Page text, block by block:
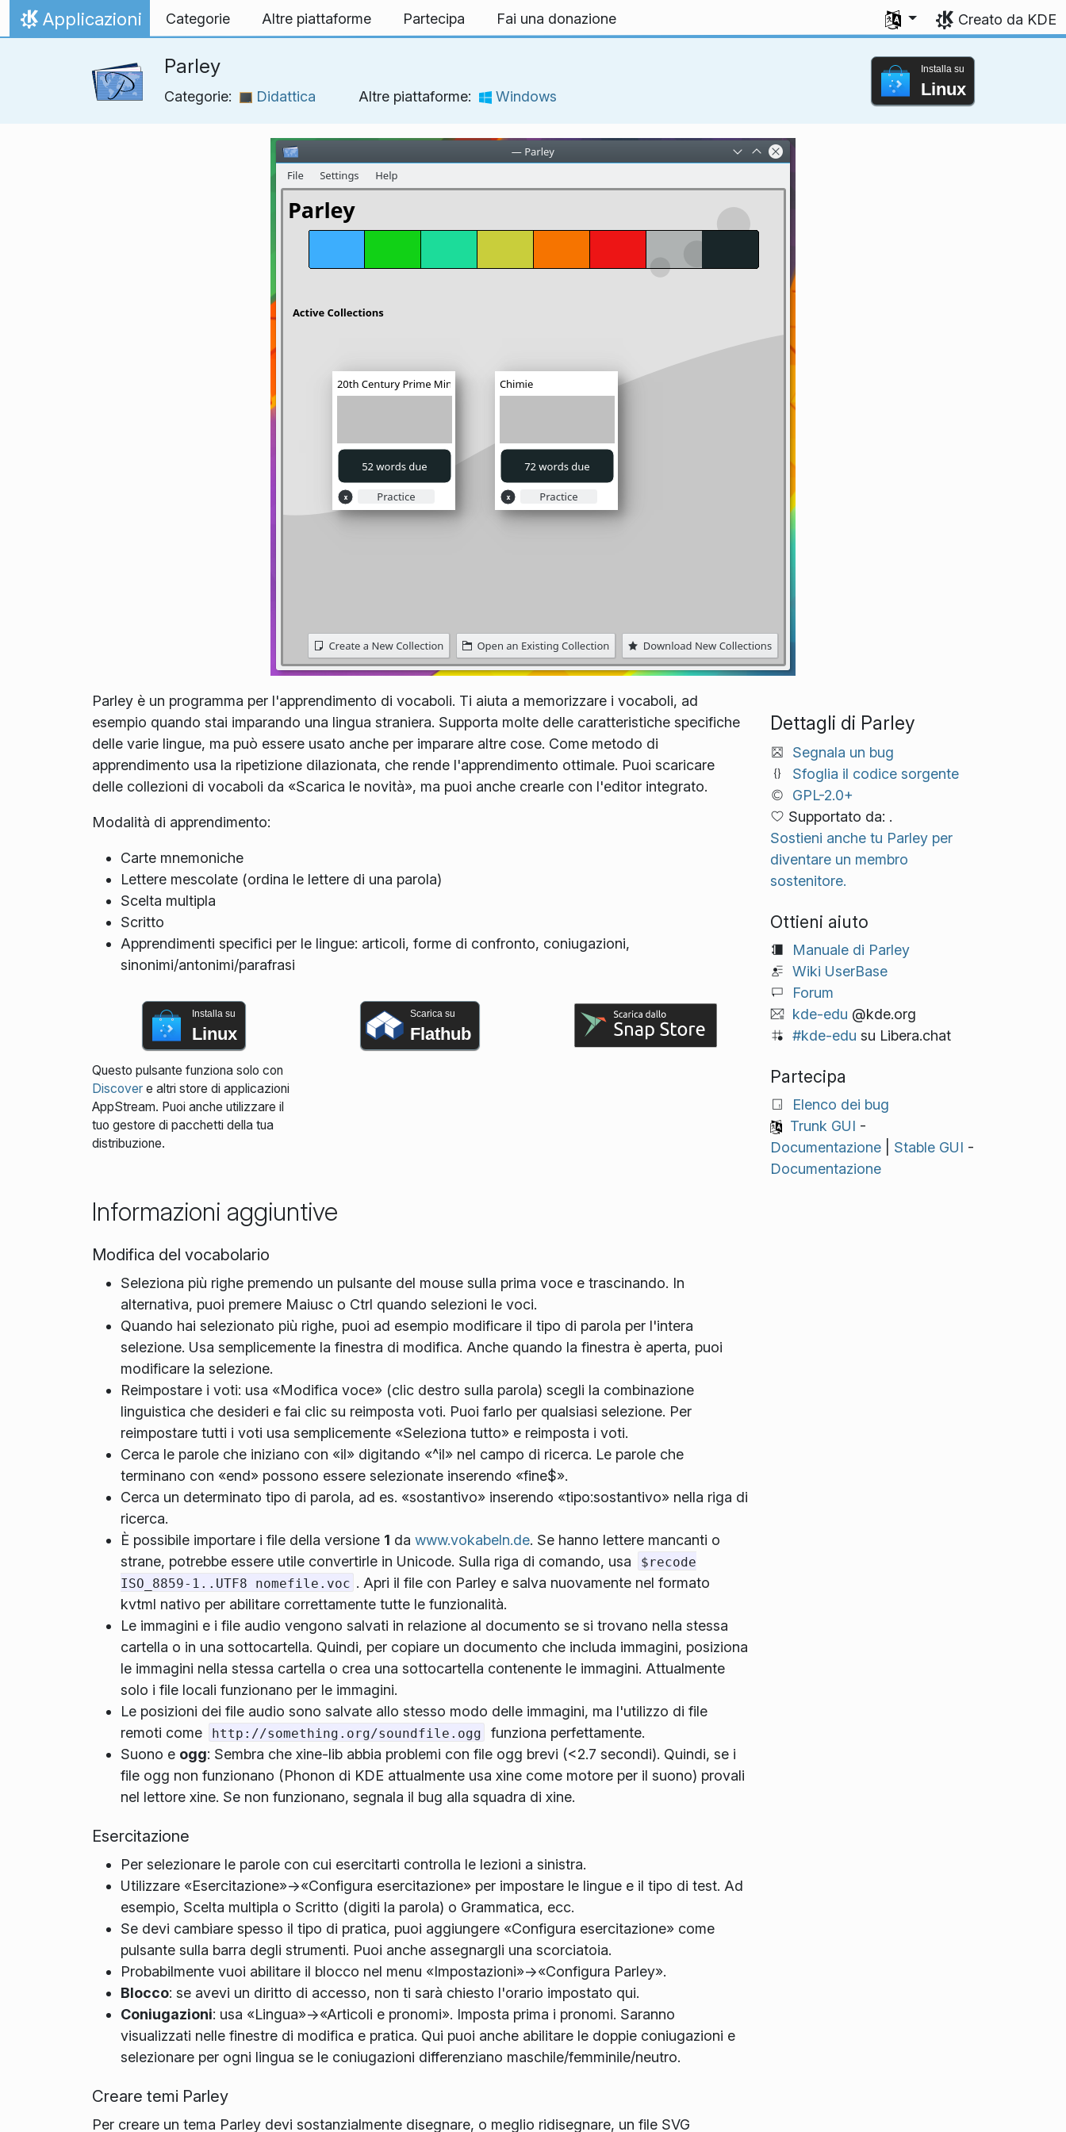
Passa al contenuto
Pagina iniziale
Applicazioni Categorie Altre piattaforme Partecipa Fai una donazione
Seleziona la lingua
Creato da KDE
Parley
Categorie: Didattica Altre piattaforme: Windows
Installa su
Linux
Parley è un programma per l'apprendimento di vocaboli. Ti aiuta a memorizzare i vocaboli, ad
esempio quando stai imparando una lingua straniera. Supporta molte delle caratteristiche specifiche
delle varie lingue, ma può essere usato anche per imparare altre cose. Come metodo di
apprendimento usa la ripetizione dilazionata, che rende l'apprendimento ottimale. Puoi scaricare
delle collezioni di vocaboli da «Scarica le novità», ma puoi anche crearle con l'editor integrato.
Modalità di apprendimento:
Carte mnemoniche
Lettere mescolate (ordina le lettere di una parola)
Scelta multipla
Scritto
Apprendimenti specifici per le lingue: articoli, forme di confronto, coniugazioni,
sinonimi/antonimi/parafrasi
Installa su
Linux
Questo pulsante funziona solo con
Discovere altri store di applicazioni
AppStream. Puoi anche utilizzare il
tuo gestore di pacchetti della tua
distribuzione.
Scarica su
Flathub
Informazioni aggiuntive
Modifica del vocabolario
Seleziona più righe premendo un pulsante del mouse sulla prima voce e trascinando. In
alternativa, puoi premere Maiusc o Ctrl quando selezioni le voci.
Quando hai selezionato più righe, puoi ad esempio modificare il tipo di parola per l'intera
selezione. Usa semplicemente la finestra di modifica. Anche quando la finestra è aperta, puoi
modificare la selezione.
Reimpostare i voti: usa «Modifica voce» (clic destro sulla parola) scegli la combinazione
linguistica che desideri e fai clic su reimposta voti. Puoi farlo per qualsiasi selezione. Per
reimpostare tutti i voti usa semplicemente «Seleziona tutto» e reimposta i voti.
Cerca le parole che iniziano con «il» digitando «^il» nel campo di ricerca. Le parole che
terminano con «end» possono essere selezionate inserendo «fine$».
Cerca un determinato tipo di parola, ad es. «sostantivo» inserendo «tipo:sostantivo» nella riga di
ricerca.
È possibile importare i file della versione 1 da www.vokabeln.de. Se hanno lettere mancanti o
strane, potrebbe essere utile convertirle in Unicode. Sulla riga di comando, usa
$recode
ISO_8859-1..UTF8 nomefile.voc . Apri il file con Parley e salva nuovamente nel formato
kvtml nativo per abilitare correttamente tutte le funzionalità.
Le immagini e i file audio vengono salvati in relazione al documento se si trovano nella stessa
cartella o in una sottocartella. Quindi, per copiare un documento che includa immagini, posiziona
le immagini nella stessa cartella o crea una sottocartella contenente le immagini. Attualmente
solo i file locali funzionano per le immagini.
Le posizioni dei file audio sono salvate allo stesso modo delle immagini, ma l'utilizzo di file
remoti come
http://something.org/soundfile.ogg
funziona perfettamente.
Suono e ogg: Sembra che xine-lib abbia problemi con file ogg brevi (<2.7 secondi). Quindi, se i
file ogg non funzionano (Phonon di KDE attualmente usa xine come motore per il suono) provali
nel lettore xine. Se non funzionano, segnala il bug alla squadra di xine.
Esercitazione
Per selezionare le parole con cui esercitarti controlla le lezioni a sinistra.
Utilizzare «Esercitazione»->«Configura esercitazione» per impostare le lingue e il tipo di test. Ad
esempio, Scelta multipla o Scritto (digiti la parola) o Grammatica, ecc.
Se devi cambiare spesso il tipo di pratica, puoi aggiungere «Configura esercitazione» come
pulsante sulla barra degli strumenti. Puoi anche assegnargli una scorciatoia.
Probabilmente vuoi abilitare il blocco nel menu «Impostazioni»->«Configura Parley».
Blocco: se avevi un diritto di accesso, non ti sarà chiesto l'orario impostato qui.
Coniugazioni: usa «Lingua»->«Articoli e pronomi». Imposta prima i pronomi. Saranno
visualizzati nelle finestre di modifica e pratica. Qui puoi anche abilitare le doppie coniugazioni e
selezionare per ogni lingua se le coniugazioni differenziano maschile/femminile/neutro.
Creare temi Parley
Per creare un tema Parley devi sostanzialmente disegnare, o meglio ridisegnare, un file SVG
Dettagli di Parley
Segnala un bug
Sfoglia il codice sorgente
GPL-2.0+
Supportato da: .
Sostieni anche tu Parley per
diventare un membro
sostenitore.
Ottieni aiuto
Manuale di Parley
Wiki UserBase
Forum
kde-edu @kde.org
#kde-edu su Libera.chat
Partecipa
Elenco dei bug
Trunk GUI -
Documentazione| Stable GUI -
Documentazione